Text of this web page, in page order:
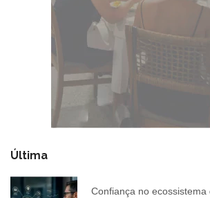
Última
Confiança no ecossistema